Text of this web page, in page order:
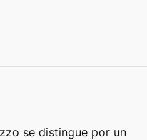
se distingue por un